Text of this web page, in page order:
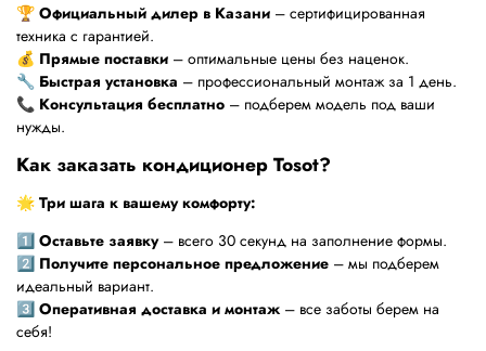
🏆 Официальный дилер в Казани – сертифицированная
техника с гарантией.
💰 Прямые поставки – оптимальные цены без наценок.
🔧 Быстрая установка – профессиональный монтаж за 1 день.
📞 Консультация бесплатно – подберем модель под ваши
нужды.
Как заказать кондиционер Tosot?
🌟 Три шага к вашему комфорту:
1️⃣ Оставьте заявку– всего 30 секунд на заполнение формы.
2️⃣ Получите персональное предложение – мы подберем
идеальный вариант.
3️⃣ Оперативная доставка и монтаж – все заботы берем на
себя!